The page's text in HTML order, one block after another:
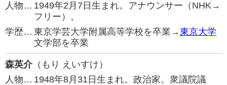
人物… 1949年2月7日生まれ。アナウンサー（NHK→
フリー）。
学歴… 東京学芸大学附属高等学校を卒業→東京大学
文学部を卒業
森英介（もり えいすけ）
人物… 1948年8月31日生まれ。政治家。衆議院議